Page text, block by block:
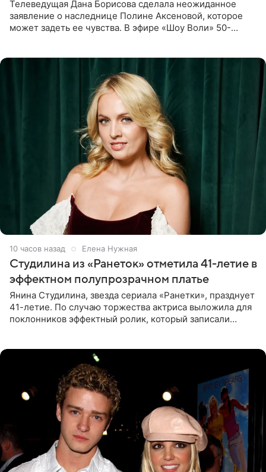
Телеведущая Дана Борисова сделала неожиданное
заявление о наследнице Полине Аксеновой, которое
может задеть ее чувства. В эфире «Шоу Воли» 50-
10 часов назад Елена Нужная
Студилина из «Ранеток» отметила 41-летие в
эффектном полупрозрачном платье
Янина Студилина, звезда сериала «Ранетки», празднует
41-летие. По случаю торжества актриса выложила для
поклонников эффектный ролик, который записали